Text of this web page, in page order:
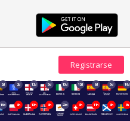
2d 2d 12d 5d 13d 12d 6d 5d 19d
13d 8h 10h 8h 20d 8h 11h 8h 8h